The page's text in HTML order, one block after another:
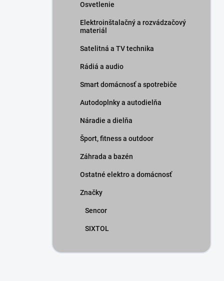
Osvetlenie
Elektroinštalačný a rozvádzačový
materiál
Satelitná a TV technika
Rádiá a audio
Smart domácnosť a spotrebiče
Autodoplnky a autodielňa
Náradie a dielňa
Šport, fitness a outdoor
Záhrada a bazén
Ostatné elektro a domácnosť
Značky
Sencor
SIXTOL